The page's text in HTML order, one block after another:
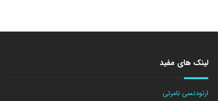
لینک های مفید
ارتودنسی نامرئی